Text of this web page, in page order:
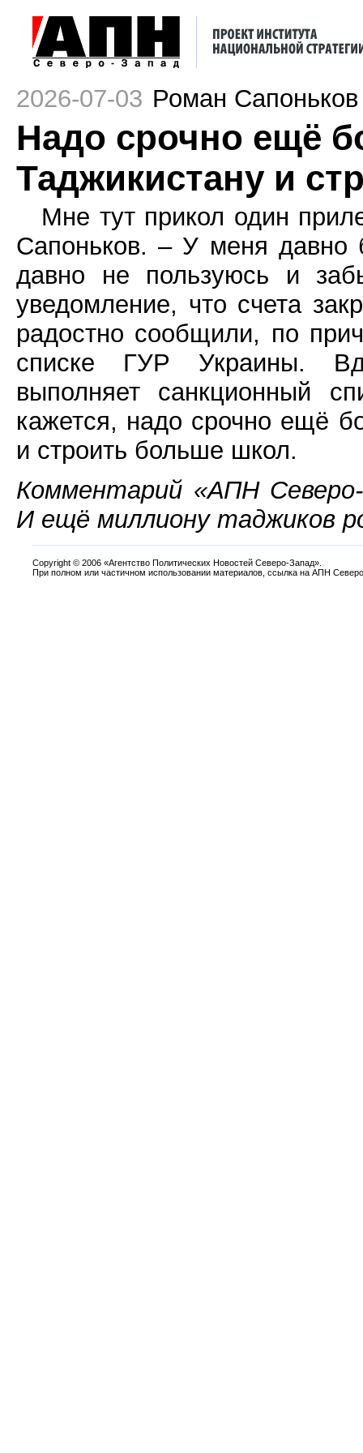
2026-07-03 Роман Сапоньков
Надо срочно ещё
Таджикистану и
Мне тут прикол один
Сапоньков. – У меня давно
давно не пользуюсь и
уведомление, что счета
радостно сообщили, по
списке ГУР Украины.
выполняет санкционный
кажется, надо срочно ещё
и строить больше школ.
Комментарий «АПН
И ещё миллиону таджиков
Copyright © 2006 «Агентство Политических Новостей Северо-Запад».
При полном или частичном использовании материалов, ссылка на АПН